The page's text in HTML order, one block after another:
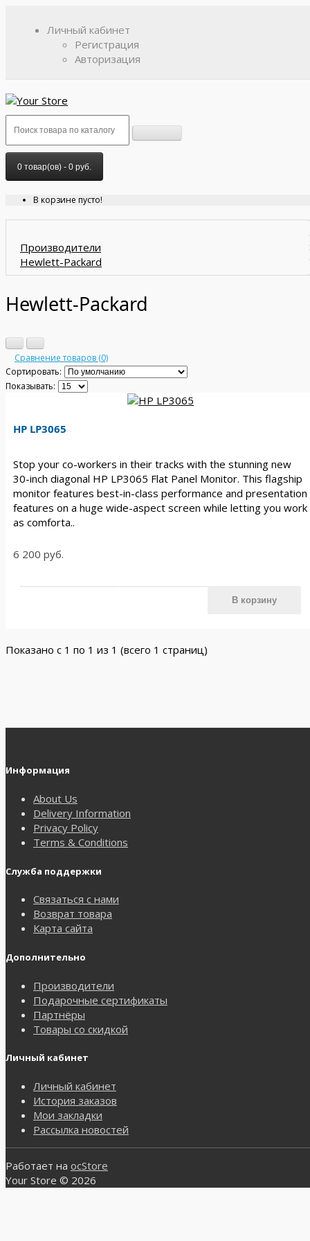
Личный кабинет
Регистрация
Авторизация
0 товар(ов) - 0 руб.
В корзине пусто!
Производители
Hewlett-Packard
Hewlett-Packard
Сравнение товаров (0)
Сортировать:
Показывать:
HP LP3065
Stop your co-workers in their tracks with the stunning new
30-inch diagonal HP LP3065 Flat Panel Monitor. This flagship
monitor features best-in-class performance and presentation
features on a huge wide-aspect screen while letting you work
as comforta..
6 200 руб.
В корзину
Показано с 1 по 1 из 1 (всего 1 страниц)
Информация
About Us
Delivery Information
Privacy Policy
Terms & Conditions
Служба поддержки
Связаться с нами
Возврат товара
Карта сайта
Дополнительно
Производители
Подарочные сертификаты
Партнёры
Товары со скидкой
Личный кабинет
Личный кабинет
История заказов
Мои закладки
Рассылка новостей
Работает на ocStore
Your Store © 2026